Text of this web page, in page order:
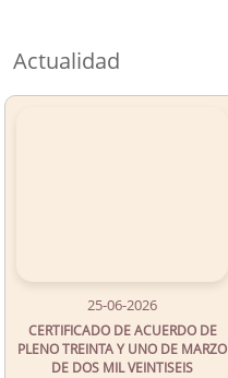
Actualidad
25-06-2026
CERTIFICADO DE ACUERDO DE
PLENO TREINTA Y UNO DE MARZO
DE DOS MIL VEINTISEIS